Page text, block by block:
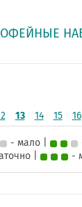
13 14 15 16
- мало |
|
-